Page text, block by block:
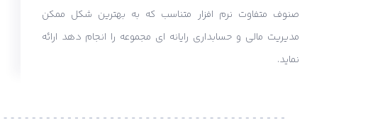
صنوف متفاوت نرم افزار متناسب که به بهترین شکل ممکن
مدیریت مالی و حسابداری رایانه ای مجموعه را انجام دهد ارائه
نماید.